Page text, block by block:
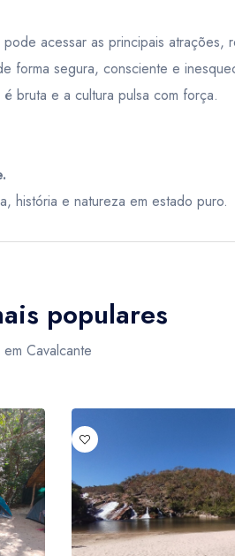
acessar as principais atrações,
forma segura, consciente e
bruta e a cultura pulsa com força.
história e natureza em estado puro.
populares
Cavalcante